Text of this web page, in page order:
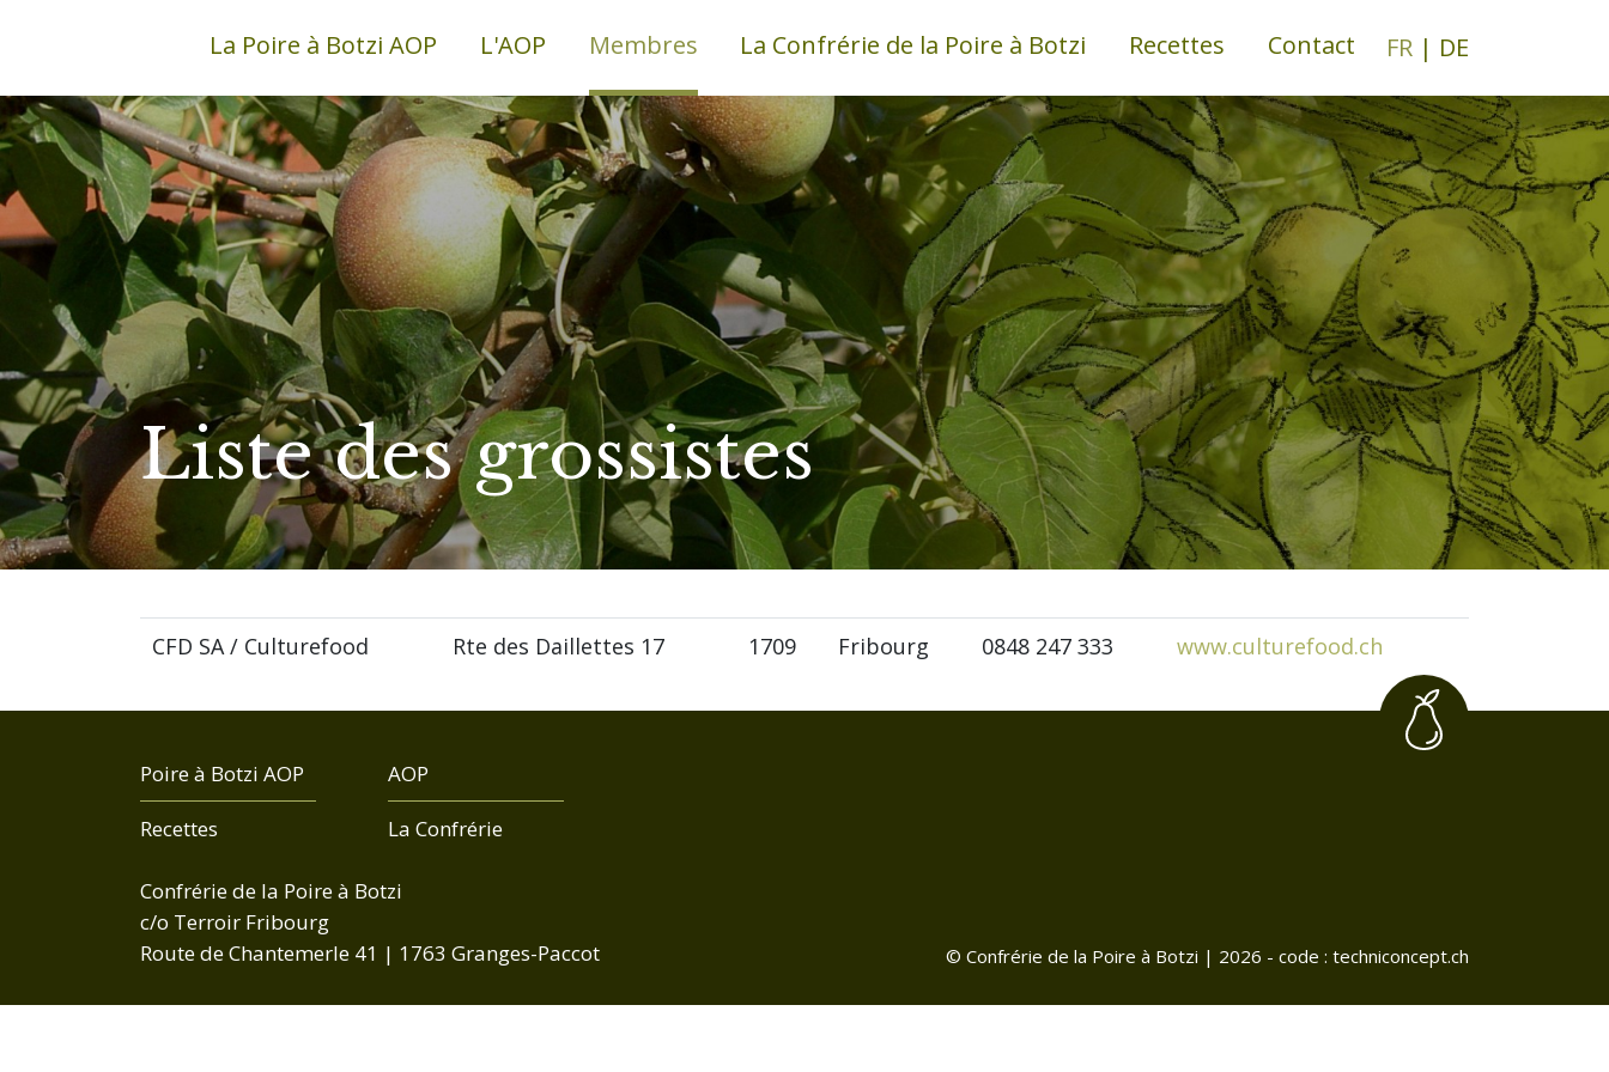
La Poire à Botzi AOP L'AOP Membres La Confrérie de la Poire à Botzi Recettes Contact FR DE
Liste des grossistes
CFD SA / Culturefood Rte des Daillettes 17 1709 Fribourg 0848 247 333 www.culturefood.ch
Poire à Botzi AOP
AOP
Recettes
La Confrérie
Confrérie de la Poire à Botzi
c/o Terroir Fribourg
Route de Chantemerle 41 | 1763 Granges-Paccot
© Confrérie de la Poire à Botzi | 2026 - code : techniconcept.ch